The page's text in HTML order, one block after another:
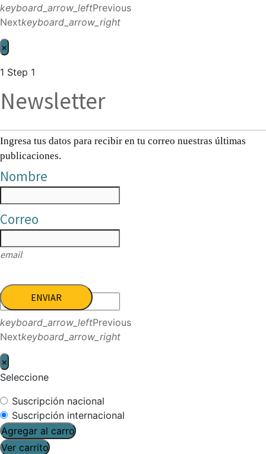
keyboard_arrow_leftPrevious
Nextkeyboard_arrow_right
×
1 Step 1
Newsletter
Ingresa tus datos para recibir en tu correo nuestras últimas
publicaciones.
Nombre
Correo
email
ENVIAR
keyboard_arrow_leftPrevious
Nextkeyboard_arrow_right
×
Seleccione
Suscripción nacional
Suscripción internacional
Agregar al carro
Ver carrito